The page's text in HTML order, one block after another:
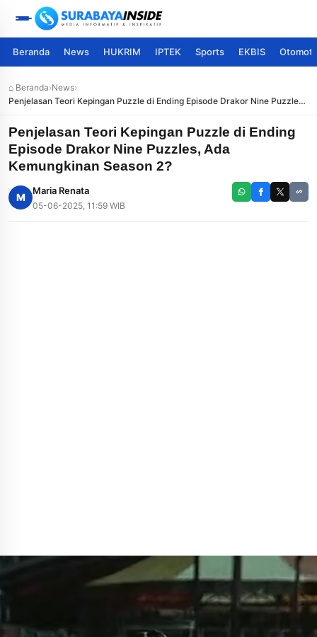
Beranda News HUKRIM IPTEK Sports EKBIS
⌂ Beranda›News›
Penjelasan Teori Kepingan Puzzle di Ending Episode Drakor Nine Puzzles,
Ada Kemungkinan Season 2?
Penjelasan Teori Kepingan Puzzle di Ending
Episode Drakor Nine Puzzles, Ada
Kemungkinan Season 2?
M
Maria Renata
05-06-2025, 11:59 WIB